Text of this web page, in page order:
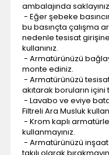
ambalajında
- Eğer şebeke
bu basınçta çalışma
nedenle tesisat
kullanınız.
- Armatürünüzü
monte ediniz.
- Armatürünüzü
akıtarak boruların içini
- Lavabo ve eviye
Filtreli Ara Musluk
- Krom kaplı
kullanmayınız.
- Armatürünüzü